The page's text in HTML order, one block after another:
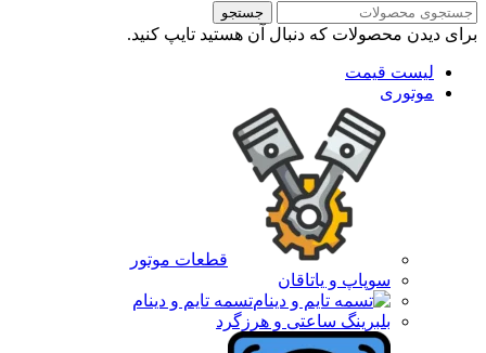
جستجو
برای دیدن محصولات که دنبال آن هستید تایپ کنید.
لیست قیمت
موتوری
قطعات موتور
سوپاپ و یاتاقان
تسمه تایم و دینام
بلبرینگ ساعتی و هرزگرد